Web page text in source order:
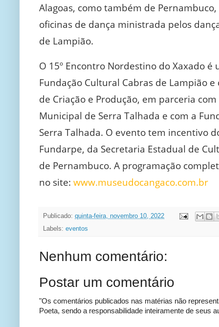
Alagoas, como também de
oficinas de dança ministrada pelos
de Lampião.
O 15º Encontro Nordestino do Xaxado é
Fundação Cultural Cabras de Lampião
de Criação e Produção, em parceria
Municipal de Serra Talhada e com a
Serra Talhada. O evento tem incentivo
Fundarpe, da Secretaria Estadual de
de Pernambuco. A programação
no site: www.museudocangaco.com.br
Publicado: quinta-feira, novembro 10, 2022
Labels: eventos
Nenhum comentário:
Postar um comentário
"Os comentários publicados nas matérias não
Poeta, sendo a responsabilidade inteiramente de seus